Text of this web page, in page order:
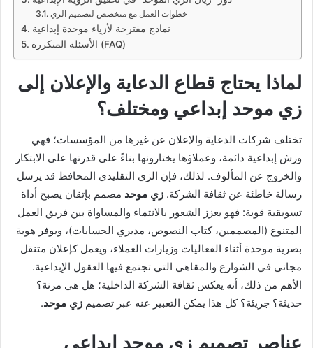
خطوات العمل مع متخصص لتصميم الزي
نماذج مقترحة لأزياء موحدة إبداعية
الأسئلة المتكررة (FAQ)
لماذا يحتاج قطاع الدعاية والإعلان إلى
زي موحد إبداعي ومختلف؟
تختلف شركات الدعاية والإعلان عن غيرها من المؤسسات؛ فهي
ورش إبداعية دائمة، وعملاؤها يختارونها بناءً على قدرتها على الابتكار
والخروج عن المألوف. لذلك، فإن الزي التقليدي المحافظ قد يرسل
رسالة خاطئة عن ثقافة الشركة. زي موحد مصمم بإتقان يصبح أداة
تسويقية قوية: فهو يعزز الشعور بالانتماء والمساواة بين فريق العمل
المتنوع (المصممين، كتاب النصوص، مديري الحسابات)، ويوفر هوية
بصرية موحدة أثناء الفعاليات وزيارات العملاء، ويعمل كإعلان متنقل
مجاني في الشوارع والمقاهي التي تجتمع فيها العقول الإبداعية.
الأهم من ذلك، أنه يعكس ثقافة الشركة الداخلية؛ هل هي مرنة؟
حديثة؟ جريئة؟ كل هذا يمكن التعبير عنه عبر تصميم زي موحد.
عناصر تصميم زي موحد إبداعي